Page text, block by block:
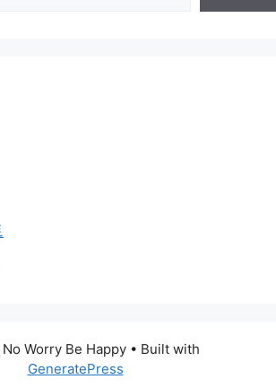
Worry Be Happy • Built with
GeneratePress